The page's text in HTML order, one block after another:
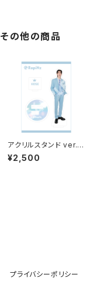
その他の商品
アクリルスタンド ver.2
/ KOSE
¥2,500
プライバシーポリシー